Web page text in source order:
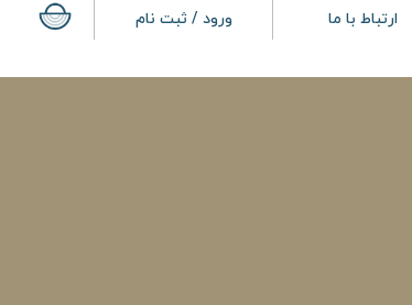
ارتباط با ما ورود / ثبت نام